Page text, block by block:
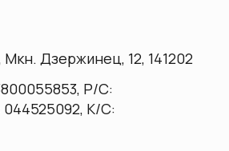
Дзержинец, 12, 141202
, Р/С:
044525092, К/С: